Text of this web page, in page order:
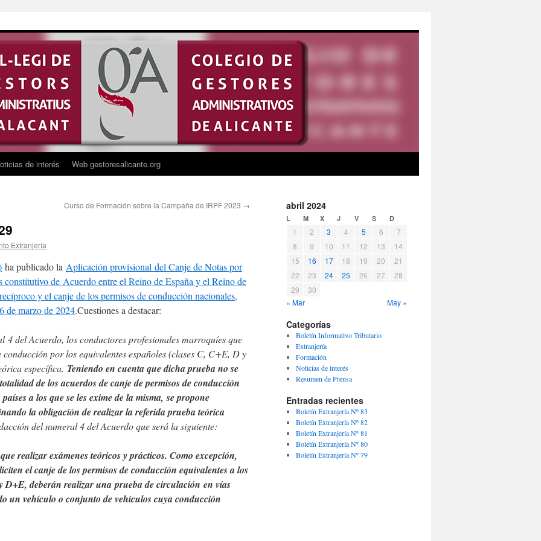
de interés Web gestoresalicante.org
Curso de Formación sobre la Campaña de IRPF 2023 →
Extranjería
ha publicado la Aplicación provisional del Canje de Notas por
constitutivo de Acuerdo entre el Reino de España y el Reino de
y el canje de los permisos de conducción nacionales,
de marzo de 2024.Cuestiones a destacar:
4 del Acuerdo, los conductores profesionales marroquíes que
conducción por los equivalentes españoles (clases C, C+E, D y
específica. Teniendo en cuenta que dicha prueba no se
de los acuerdos de canje de permisos de conducción
a los que se les exime de la misma, se propone
la obligación de realizar la referida prueba teórica
del numeral 4 del Acuerdo que será la siguiente:
realizar exámenes teóricos y prácticos. Como excepción,
el canje de los permisos de conducción equivalentes a los
D+E, deberán realizar una prueba de circulación en vías
un vehículo o conjunto de vehículos cuya conducción
abril 2024
L M X J V S D
1 2 3 4 5 6
7
8
9 10 11 12 13
14
15
16 17 18 19 20
21
22
23 24 25 26 27
28
29
30
« Mar
May »
Categorías
Boletín Informativo Tributario
Extranjería
Formación
Noticias de interés
Resumen de Prensa
Entradas recientes
Boletín Extranjería Nº 83
Boletín Extranjería Nº 82
Boletín Extranjería Nº 81
Boletín Extranjería Nº 80
Boletín Extranjería Nº 79